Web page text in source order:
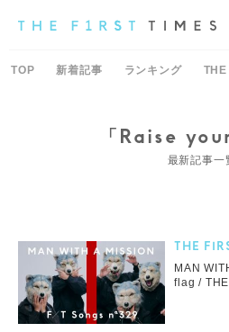
TOP 新着記事 ランキング
「Raise
最新記事一
THE
MAN
flag /